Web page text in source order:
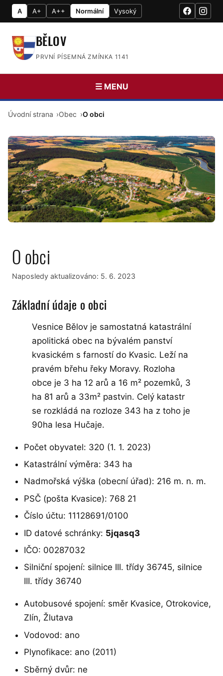
A A+ A++ Normální Vysoký
BĚLOV
PRVNÍ PÍSEMNÁ ZMÍNKA 1141
☰ MENU
Úvodní strana Obec O obci
O obci
Naposledy aktualizováno: 5. 6. 2023
Základní údaje o obci
Vesnice Bělov je samostatná katastrální
apolitická obec na bývalém panství
kvasickém s farností do Kvasic. Leží na
pravém břehu řeky Moravy. Rozloha
obce je 3 ha 12 arů a 16 m² pozemků, 3
ha 81 arů a 33m² pastvin. Celý katastr
se rozkládá na rozloze 343 ha z toho je
90ha lesa Hučaje.
Počet obyvatel: 320 (1. 1. 2023)
Katastrální výměra: 343 ha
Nadmořská výška (obecní úřad): 216 m. n. m.
PSČ (pošta Kvasice): 768 21
Číslo účtu: 11128691/0100
ID datové schránky: 5jqasq3
IČO: 00287032
Silniční spojení: silnice III. třídy 36745, silnice
III. třídy 36740
Autobusové spojení: směr Kvasice, Otrokovice,
Zlín, Žlutava
Vodovod: ano
Plynofikace: ano (2011)
Sběrný dvůr: ne